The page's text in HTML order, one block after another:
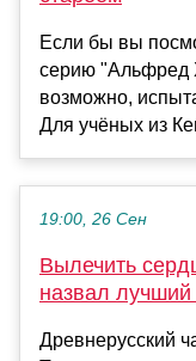
Если бы вы
серию "Альфред
возможно,
Для учёных из
19:00, 26 Сен
Вылечить
назвал лучший
Древнерусский